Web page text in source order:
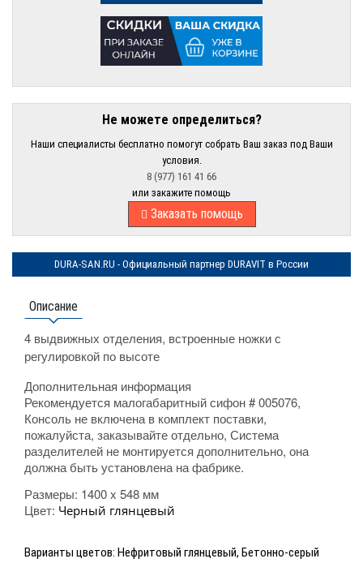
Не можете определиться?
Наши специалисты бесплатно помогут собрать Ваш заказ под Ваши
условия.
8 (977) 161 41 66
или закажите помощь
Заказать помощь
DURA-SAN.RU - Официальный партнер DURAVIT в России
Описание
4 выдвижных отделения, встроенные ножки с
регулировкой по высоте
Дополнительная информация
Рекомендуется малогабаритный сифон # 005076,
Консоль не включена в комплект поставки,
пожалуйста, заказывайте отдельно, Система
разделителей не монтируется дополнительно, она
должна быть установлена на фабрике.
Размеры: 1400 x 548 мм
Цвет: Черный глянцевый
Варианты цветов: Нефритовый глянцевый, Бетонно-серый